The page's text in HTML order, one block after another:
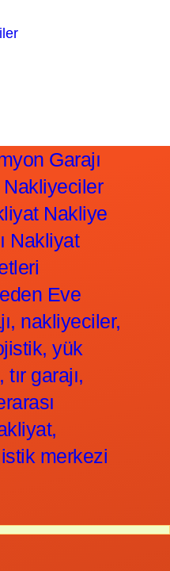
Garajı
Nakliyeciler
Nakliye
Nakliyat
Eve
nakliyeciler,
yük
garajı,
merkezi